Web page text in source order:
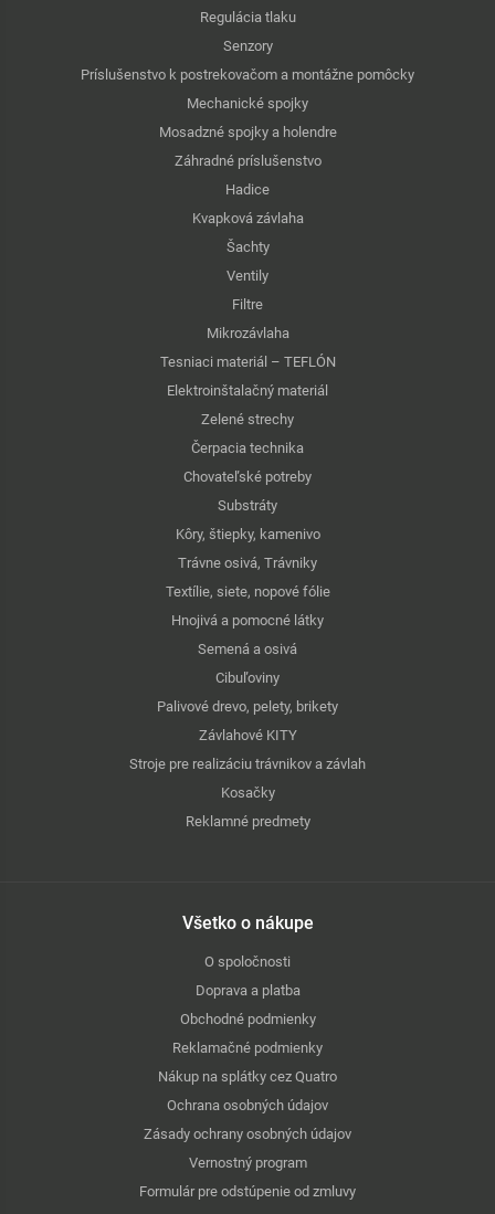
Regulácia tlaku
Senzory
Príslušenstvo k postrekovačom a montážne pomôcky
Mechanické spojky
Mosadzné spojky a holendre
Záhradné príslušenstvo
Hadice
Kvapková závlaha
Šachty
Ventily
Filtre
Mikrozávlaha
Tesniaci materiál – TEFLÓN
Elektroinštalačný materiál
Zelené strechy
Čerpacia technika
Chovateľské potreby
Substráty
Kôry, štiepky, kamenivo
Trávne osivá, Trávniky
Textílie, siete, nopové fólie
Hnojivá a pomocné látky
Semená a osivá
Cibuľoviny
Palivové drevo, pelety, brikety
Závlahové KITY
Stroje pre realizáciu trávnikov a závlah
Kosačky
Reklamné predmety
Všetko o nákupe
O spoločnosti
Doprava a platba
Obchodné podmienky
Reklamačné podmienky
Nákup na splátky cez Quatro
Ochrana osobných údajov
Zásady ochrany osobných údajov
Vernostný program
Formulár pre odstúpenie od zmluvy